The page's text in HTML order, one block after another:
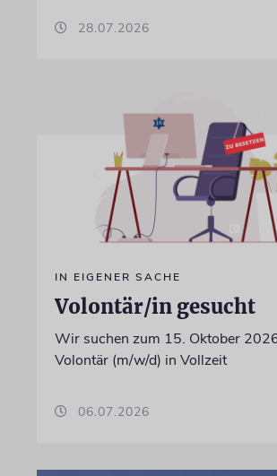
28.07.2026
IN EIGENER SACHE
Volontär/in gesucht
Wir suchen zum 15. Oktober
Volontär (m/w/d) in Vollzeit
06.07.2026